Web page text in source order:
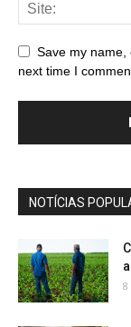
Save my name,
next time I
NOTÍCIAS
8